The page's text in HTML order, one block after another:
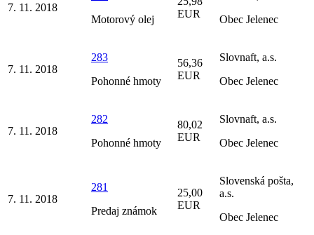
7. 11. 2018
Motorový olej
EUR
Obec Jelenec
7. 11. 2018
283
Pohonné hmoty
56,36
EUR
Slovnaft, a.s.
Obec Jelenec
7. 11. 2018
282
Pohonné hmoty
80,02
EUR
Slovnaft, a.s.
Obec Jelenec
7. 11. 2018
281
Predaj známok
25,00
EUR
Slovenská pošta,
a.s.
Obec Jelenec